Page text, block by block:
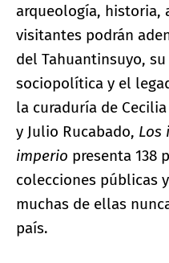
arqueología, historia,
visitantes podrán
del Tahuantinsuyo,
sociopolítica y el
la curaduría de
y Julio Rucabado, Los
imperio presenta 138
colecciones públicas
muchas de ellas
país.